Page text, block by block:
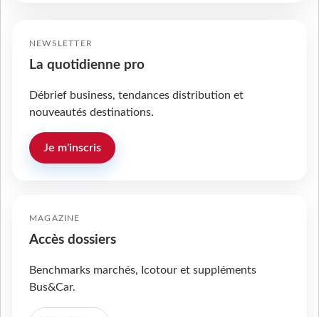
NEWSLETTER
La quotidienne pro
Débrief business, tendances distribution et
nouveautés destinations.
Je m'inscris
MAGAZINE
Accès dossiers
Benchmarks marchés, Icotour et suppléments
Bus&Car.